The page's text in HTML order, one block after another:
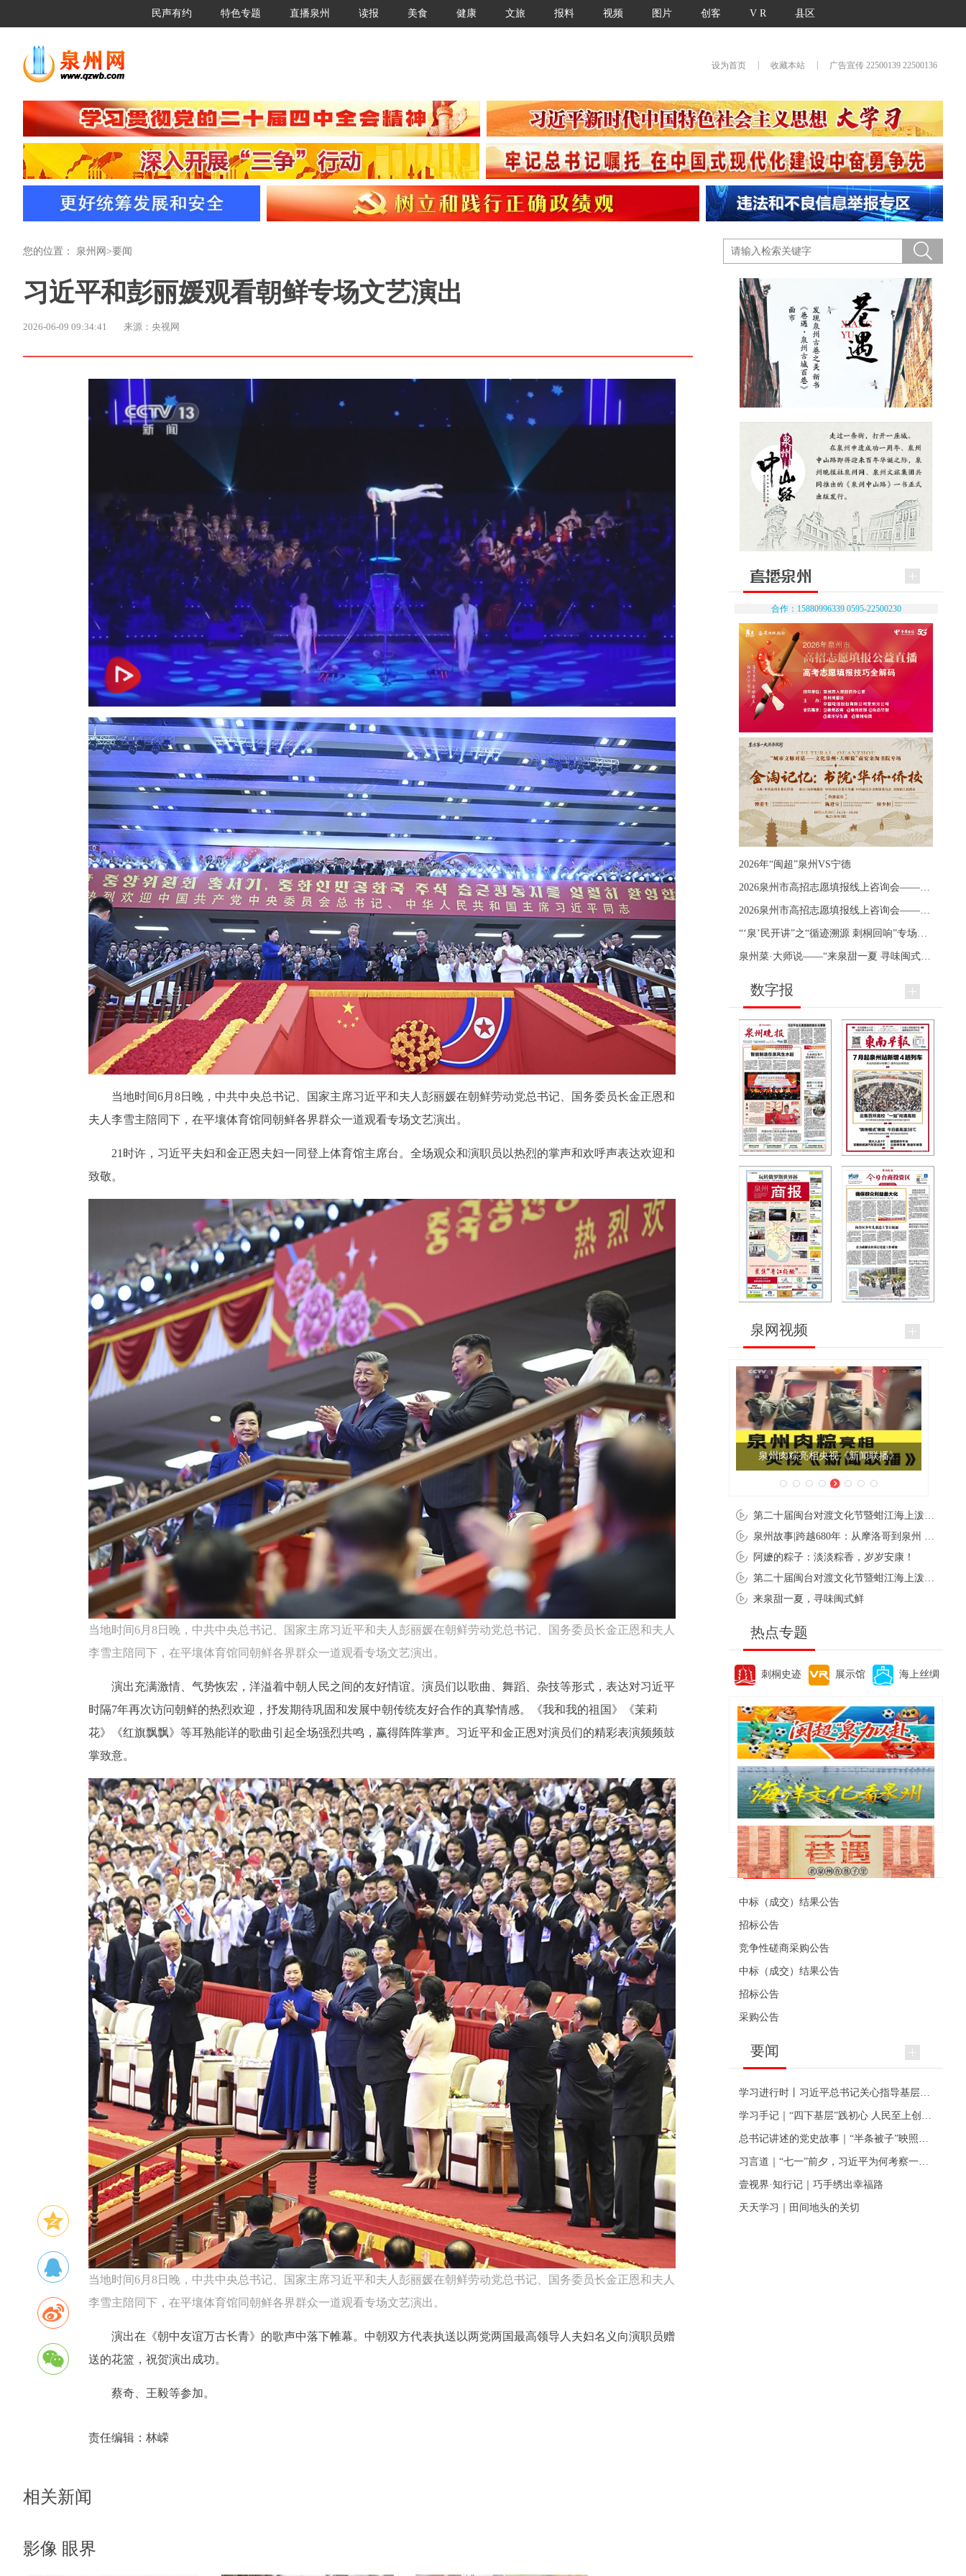
民声有约 特色专题 直播泉州 读报 美食 健康 文旅 报料 视频 图片 创客 V R 县区
设为首页 收藏本站 广告宣传 22500139 22500136
您的位置： 泉州网 >要闻
习近平和彭丽媛观看朝鲜专场文艺演出
2026-06-09 09:34:41 来源：央视网
当地时间6月8日晚，中共中央总书记、国家主席习近平和夫人彭丽媛在朝鲜劳动党总书记、国务委员长金正恩和
夫人李雪主陪同下，在平壤体育馆同朝鲜各界群众一道观看专场文艺演出。
21时许，习近平夫妇和金正恩夫妇一同登上体育馆主席台。全场观众和演职员以热烈的掌声和欢呼声表达欢迎和
致敬。
当地时间6月8日晚，中共中央总书记、国家主席习近平和夫人彭丽媛在朝鲜劳动党总书记、国务委员长金正恩和夫人
李雪主陪同下，在平壤体育馆同朝鲜各界群众一道观看专场文艺演出。
演出充满激情、气势恢宏，洋溢着中朝人民之间的友好情谊。演员们以歌曲、舞蹈、杂技等形式，表达对习近平
时隔7年再次访问朝鲜的热烈欢迎，抒发期待巩固和发展中朝传统友好合作的真挚情感。《我和我的祖国》《茉莉
花》《红旗飘飘》等耳熟能详的歌曲引起全场强烈共鸣，赢得阵阵掌声。习近平和金正恩对演员们的精彩表演频频鼓
掌致意。
当地时间6月8日晚，中共中央总书记、国家主席习近平和夫人彭丽媛在朝鲜劳动党总书记、国务委员长金正恩和夫人
李雪主陪同下，在平壤体育馆同朝鲜各界群众一道观看专场文艺演出。
演出在《朝中友谊万古长青》的歌声中落下帷幕。中朝双方代表执送以两党两国最高领导人夫妇名义向演职员赠
送的花篮，祝贺演出成功。
蔡奇、王毅等参加。
责任编辑： 林嵘
相关新闻
影像 眼界
合作：15880996339 0595-22500230
2026年“闽超”泉州VS宁德
数字报
泉网视频
泉州肉粽亮相央视《新闻联播》
阿嬷的粽子：淡淡粽香，岁岁安康！
来泉甜一夏，寻味闽式鲜
热点专题
刺桐史迹 展示馆 海上丝绸
便民资讯
中标（成交）结果公告
招标公告
竞争性磋商采购公告
中标（成交）结果公告
招标公告
采购公告
要闻
壹视界·知行记｜巧手绣出幸福路
天天学习｜田间地头的关切